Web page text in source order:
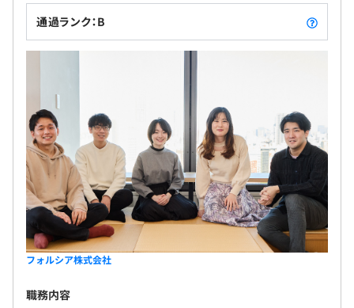
通過ランク：B
フォルシア株式会社
職務内容